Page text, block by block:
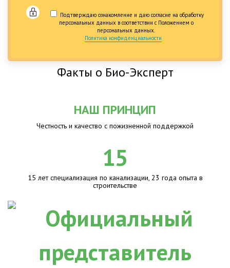
Подтверждаю ознакомление и даю согласие на обработку
персональных данных в соответствии с Положением о
персональных данных.
Политика конфиденциальности
Факты о Био-Эксперт
НАШ ПРИНЦИП
Честность и качество с пожизненной поддержкой
15
15 лет специализация по канализации, 23 года опыта в
строительстве